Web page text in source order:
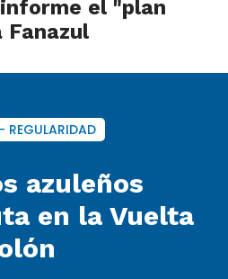
el "plan
Fanazul
azuleños
en la Vuelta